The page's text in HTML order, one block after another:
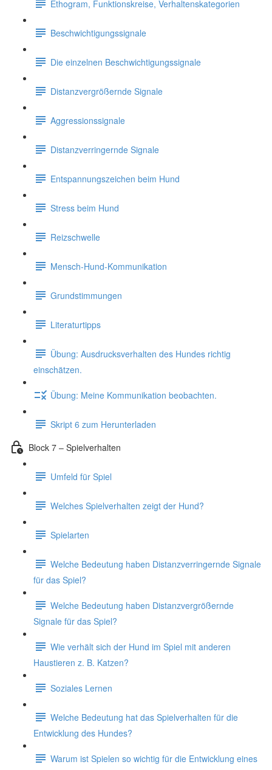
Ethogram, Funktionskreise, Verhaltenskategorien
Beschwichtigungssignale
Die einzelnen Beschwichtigungssignale
Distanzvergrößernde Signale
Aggressionssignale
Distanzverringernde Signale
Entspannungszeichen beim Hund
Stress beim Hund
Reizschwelle
Mensch-Hund-Kommunikation
Grundstimmungen
Literaturtipps
Übung: Ausdrucksverhalten des Hundes richtig
einschätzen.
Übung: Meine Kommunikation beobachten.
Skript 6 zum Herunterladen
Block 7 – Spielverhalten
Umfeld für Spiel
Welches Spielverhalten zeigt der Hund?
Spielarten
Welche Bedeutung haben Distanzverringernde Signale
für das Spiel?
Welche Bedeutung haben Distanzvergrößernde
Signale für das Spiel?
Wie verhält sich der Hund im Spiel mit anderen
Haustieren z. B. Katzen?
Soziales Lernen
Welche Bedeutung hat das Spielverhalten für die
Entwicklung des Hundes?
Warum ist Spielen so wichtig für die Entwicklung eines